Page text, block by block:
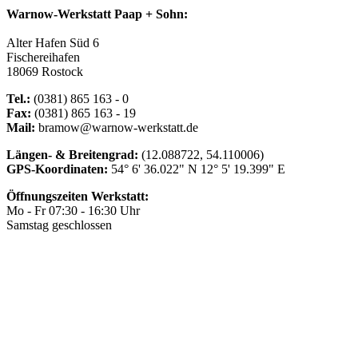
Warnow-Werkstatt Paap + Sohn:
Alter Hafen Süd 6
Fischereihafen
18069 Rostock
Tel.: (0381) 865 163 - 0
Fax: (0381) 865 163 - 19
Mail: bramow@warnow-werkstatt.de
Längen- & Breitengrad: (12.088722, 54.110006)
GPS-Koordinaten: 54° 6' 36.022" N 12° 5' 19.399" E
Öffnungszeiten Werkstatt:
Mo - Fr 07:30 - 16:30 Uhr
Samstag geschlossen